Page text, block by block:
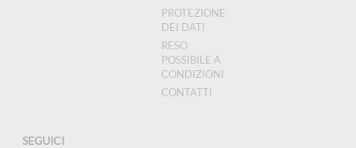
PROTEZIONE
DEI DATI
RESO
POSSIBILE A
CONDIZIONI
CONTATTI
SEGUICI